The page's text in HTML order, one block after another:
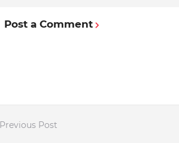
Post a Comment
Previous Post